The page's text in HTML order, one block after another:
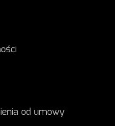
od umowy